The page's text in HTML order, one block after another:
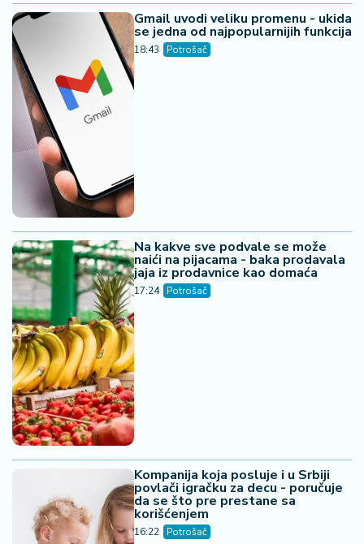
Gmail uvodi veliku promenu - ukida
se jedna od najpopularnijih funkcija
18:43 Potrošač
Na kakve sve podvale se može
naići na pijacama - baka prodavala
jaja iz prodavnice kao domaća
17:24 Potrošač
Kompanija koja posluje i u Srbiji
povlači igračku za decu - poručuje
da se što pre prestane sa
korišćenjem
16:22 Potrošač